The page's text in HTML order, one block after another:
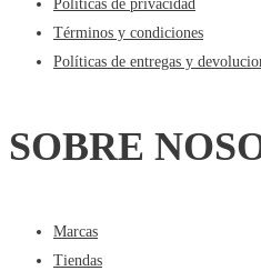
Políticas de privacidad
Términos y condiciones
Políticas de entregas y
SOBRE
Marcas
Tiendas